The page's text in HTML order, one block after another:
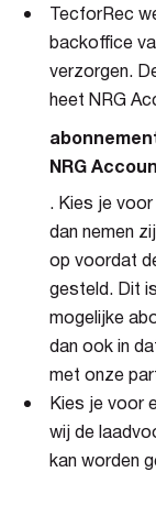
TecforRec
backoffice
verzorgen.
heet NRG
NRG
. Kies je
dan nemen
op voordat
gesteld. Dit
mogelijke
dan ook in
met onze
Kies je voor
wij de
kan worden